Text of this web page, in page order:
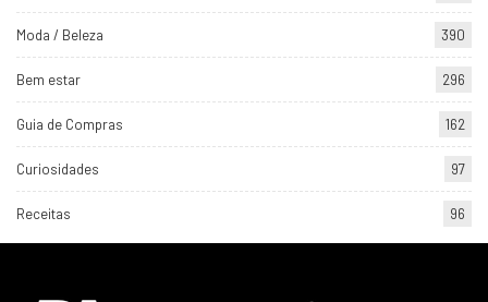
Moda / Beleza 390
Bem estar 296
Guia de Compras 162
Curiosidades 97
Receitas 96